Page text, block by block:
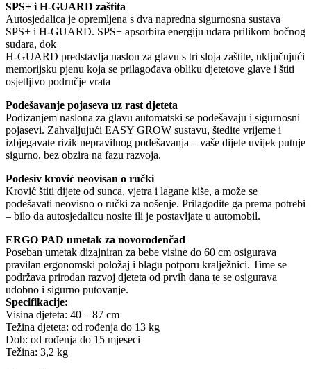
SPS+ i H-GUARD zaštita
Autosjedalica je opremljena s dva napredna sigurnosna sustava
SPS+ i H-GUARD. SPS+ apsorbira energiju udara prilikom bočnog
sudara, dok
H-GUARD predstavlja naslon za glavu s tri sloja zaštite, uključujući
memorijsku pjenu koja se prilagođava obliku djetetove glave i štiti
osjetljivo područje vrata
Podešavanje pojaseva uz rast djeteta
Podizanjem naslona za glavu automatski se podešavaju i sigurnosni
pojasevi. Zahvaljujući EASY GROW sustavu, štedite vrijeme i
izbjegavate rizik nepravilnog podešavanja – vaše dijete uvijek putuje
sigurno, bez obzira na fazu razvoja.
Podesiv krović neovisan o ručki
Krović štiti dijete od sunca, vjetra i lagane kiše, a može se
podešavati neovisno o ručki za nošenje. Prilagodite ga prema potrebi
– bilo da autosjedalicu nosite ili je postavljate u automobil.
ERGO PAD umetak za novorođenčad
Poseban umetak dizajniran za bebe visine do 60 cm osigurava
pravilan ergonomski položaj i blagu potporu kralježnici. Time se
podržava prirodan razvoj djeteta od prvih dana te se osigurava
udobno i sigurno putovanje.
Specifikacije:
Visina djeteta: 40 – 87 cm
Težina djeteta: od rođenja do 13 kg
Dob: od rođenja do 15 mjeseci
Težina: 3,2 kg